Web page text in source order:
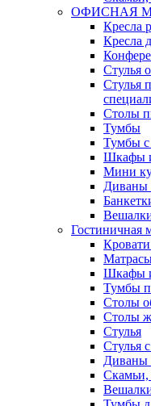
ОФИСНАЯ
Кресла
Кресла
Стулья
Стулья
Столы
Тумбы
Тумбы
Шкафы
Мини
Диваны
Гостиничная
Шкафы
Тумбы
Столы
Столы
Стулья
Стулья
Диваны
Скамьи,